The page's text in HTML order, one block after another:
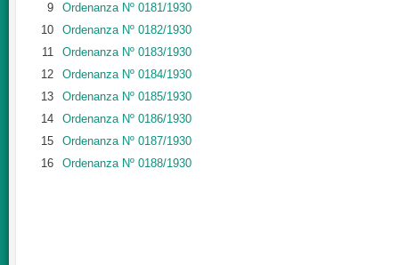
9
Ordenanza Nº 0181/1930
10
Ordenanza Nº 0182/1930
11
Ordenanza Nº 0183/1930
12
Ordenanza Nº 0184/1930
13
Ordenanza Nº 0185/1930
14
Ordenanza Nº 0186/1930
15
Ordenanza Nº 0187/1930
16
Ordenanza Nº 0188/1930